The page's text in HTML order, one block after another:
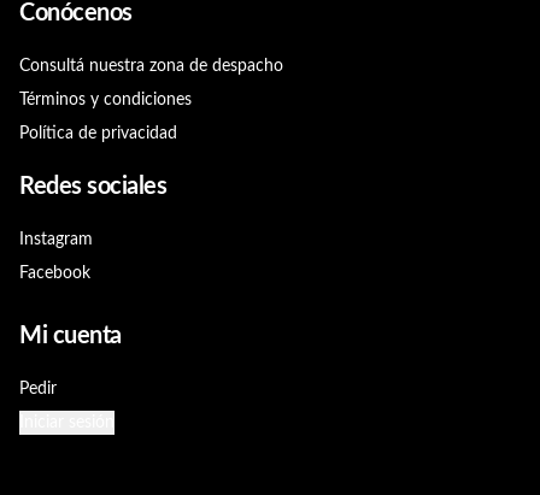
Conócenos
Consultá nuestra zona de despacho
Términos y condiciones
Política de privacidad
Redes sociales
Instagram
Facebook
Mi cuenta
Pedir